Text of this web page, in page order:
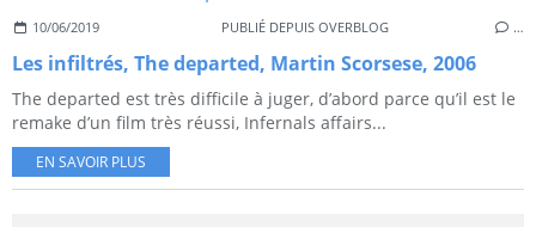
10/06/2019 PUBLIÉ DEPUIS OVERBLOG …
Les infiltrés, The departed, Martin Scorsese, 2006
The departed est très difficile à juger, d’abord parce qu’il est le
remake d’un film très réussi, Infernals affairs...
EN SAVOIR PLUS